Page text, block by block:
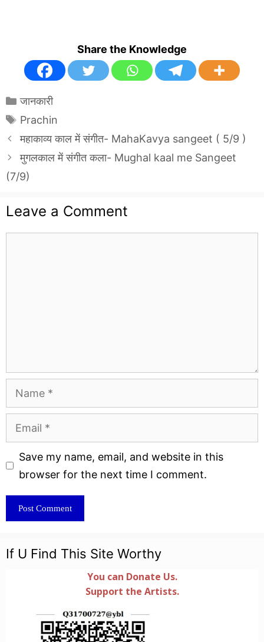
Share the Knowledge
Categories
जानकारी
Tags
Prachin
महाकाव्य काल में संगीत- MahaKavya sangeet ( 5/9 )
मुगलकाल में संगीत कला- Mughal kaal me Sangeet
(7/9)
Leave a Comment
Name
Email
Website
Save my name, email, and website in this
browser for the next time I comment.
If U Find This Site Worthy